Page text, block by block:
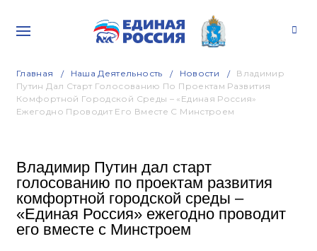
Главная Наша Деятельность Новости
Владимир
Путин Дал Старт Голосованию По Проектам Развития
Комфортной Городской Среды – «Единая Россия»
Ежегодно Проводит Его Вместе С Минстроем
Владимир Путин дал старт
голосованию по проектам развития
комфортной городской среды –
«Единая Россия» ежегодно проводит
его вместе с Минстроем